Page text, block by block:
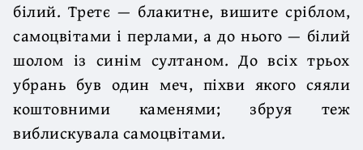
білий. Третє — блакитне, вишите сріблом,
самоцвітами і перлами, а до нього — білий
шолом із синім султаном. До всіх трьох
убрань був один меч, піхви якого сяяли
коштовними каменями; збруя теж
виблискувала самоцвітами.